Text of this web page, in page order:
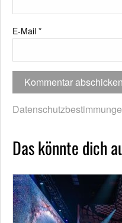
E-Mail *
Das könnte dich